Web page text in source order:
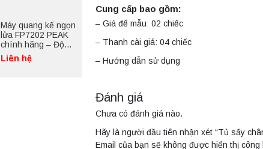
Cung cấp bao gồm:
– Giá để mẫu: 02 chiếc
– Thanh cài giá: 04 chiếc
– Hướng dẫn sử dụng
Đánh giá
Chưa có đánh giá nào.
Hãy là người đầu tiên nhận xét “Tủ sấy
Email của bạn sẽ không được hiển thị công
Máy quang kế ngọn
lửa FP7202 PEAK
chính hãng – Độ
chính xác cao, vận
hành ổn định
Liên hệ